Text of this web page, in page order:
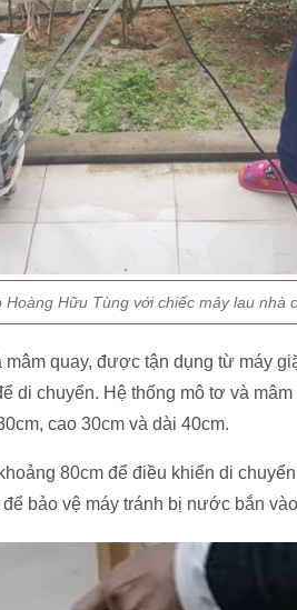
Hoàng Hữu Tùng với chiếc máy lau nhà
mâm quay, được tận dụng từ máy
di chuyển. Hệ thống mô tơ và
cao 30cm và dài 40cm.
80cm để điều khiển di
bảo vệ máy tránh bị nước bắn